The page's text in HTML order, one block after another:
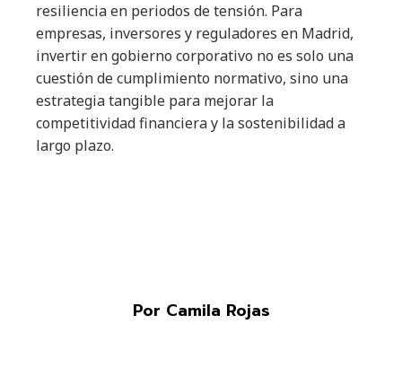
resiliencia en periodos de tensión. Para
empresas, inversores y reguladores en Madrid,
invertir en gobierno corporativo no es solo una
cuestión de cumplimiento normativo, sino una
estrategia tangible para mejorar la
competitividad financiera y la sostenibilidad a
largo plazo.
Por Camila Rojas